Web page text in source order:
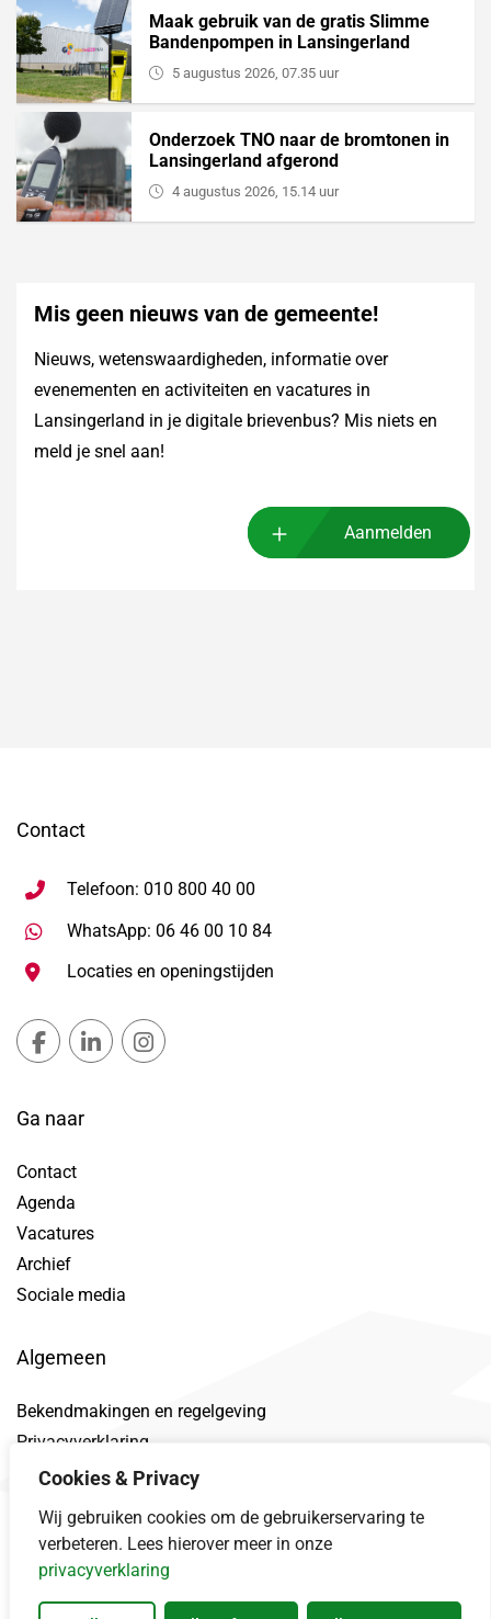
Cookies & Privacy
Wij gebruiken cookies om de gebruikerservaring te
verbeteren. Lees hierover meer in onze
privacyverklaring
Maak gebruik van de gratis Slimme
Bandenpompen in Lansingerland
5 augustus 2026, 07.35 uur
Onderzoek TNO naar de bromtonen in
Lansingerland afgerond
4 augustus 2026, 15.14 uur
Mis geen nieuws van de gemeente!
Nieuws, wetenswaardigheden, informatie over
evenementen en activiteiten en vacatures in
Lansingerland in je digitale brievenbus? Mis niets en
meld je snel aan!
Aanmelden
Contact
Telefoon: 010 800 40 00
WhatsApp: 06 46 00 10 84Stuur WhatsApp bericht,
Locaties en openingstijden
Gemeente Lansingerland Facebook, opent in nieuw
Gemeente Lansingerland LinkedIn, opent in
Ga naar
Contact
Agenda
Vacatures
Archief
Sociale media
Algemeen
Bekendmakingen en regelgeving
Privacyverklaring
Toegankelijkheidsverklaring
Datalek